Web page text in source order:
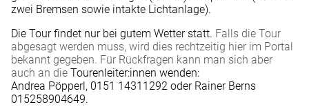
zwei Bremsen sowie intakte Lichtanlage).
Die Tour findet nur bei gutem Wetter statt. Falls die Tour
abgesagt werden muss, wird dies rechtzeitig hier im Portal
bekannt gegeben. Für Rückfragen kann man sich aber
auch an die Tourenleiter:innen wenden:
Andrea Pöpperl, 0151 14311292 oder Rainer Berns
015258904649.